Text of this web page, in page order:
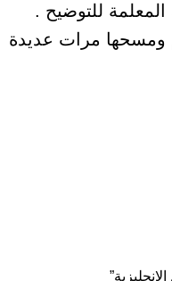
للتوضيح .
ومسحها مرات عديدة